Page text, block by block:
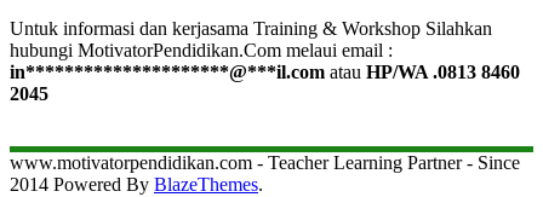
Untuk informasi dan kerjasama Training & Workshop Silahkan
hubungi MotivatorPendidikan.Com melaui email :
in*********************@***il.com atau HP/WA .0813 8460
2045
www.motivatorpendidikan.com - Teacher Learning Partner - Since
2014 Powered By BlazeThemes.